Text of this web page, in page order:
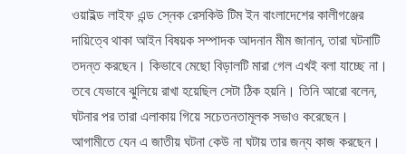
ওয়াইল্ড লাইফ এন্ড স্নেক রেসকিউ টিম ইন বাংলাদেশের কালীগঞ্জের
দায়িত্বে থাকা আইন বিষয়ক সম্পাদক আদনান মীম জানান, তারা ঘটনাটি
তদন্ত করছেন। কিভাবে মেছো বিড়ালটি মারা গেল এখই বলা যাচ্ছে না।
তবে যেভাবে ঝুলিয়ে রাখা হয়েছিল সেটা ঠিক হয়নি। তিনি আরো বলেন,
ঘটনার পর তারা এলাকায় গিয়ে সচেতনতামূলক সভাও করেছেন।
আগামীতে যেন এ জাতীয় ঘটনা কেউ না ঘটায় তার জন্য কাজ করছেন।